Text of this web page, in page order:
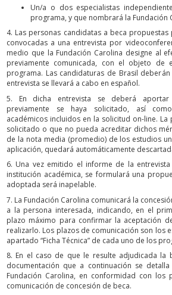
Un/a o dos especialistas
programa, y que nombrará la Fundación
4. Las personas candidatas a beca
convocadas a una entrevista por
medio que la Fundación Carolina designe al
previamente comunicada, con el objeto de
programa. Las candidaturas de Brasil
entrevista se llevará a cabo en español.
5. En dicha entrevista se deberá aportar
previamente se haya solicitado, así
académicos incluidos en la solicitud on-line.
solicitado o que no pueda acreditar dichos
de la nota media (promedio) de los estudios
aplicación, quedará automáticamente
6. Una vez emitido el informe de la
institución académica, se formulará una
adoptada será inapelable.
7. La Fundación Carolina comunicará la
a la persona interesada, indicando, en el
plazo máximo para confirmar la aceptación
realizarlo. Los plazos de comunicación son los
apartado “Ficha Técnica” de cada uno de los
8. En el caso de que le resulte adjudicada la
documentación que a continuación se
Fundación Carolina, en conformidad con los
comunicación de concesión de beca.